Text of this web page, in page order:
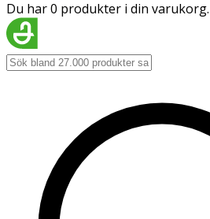
Du har 0 produkter i din varukorg.